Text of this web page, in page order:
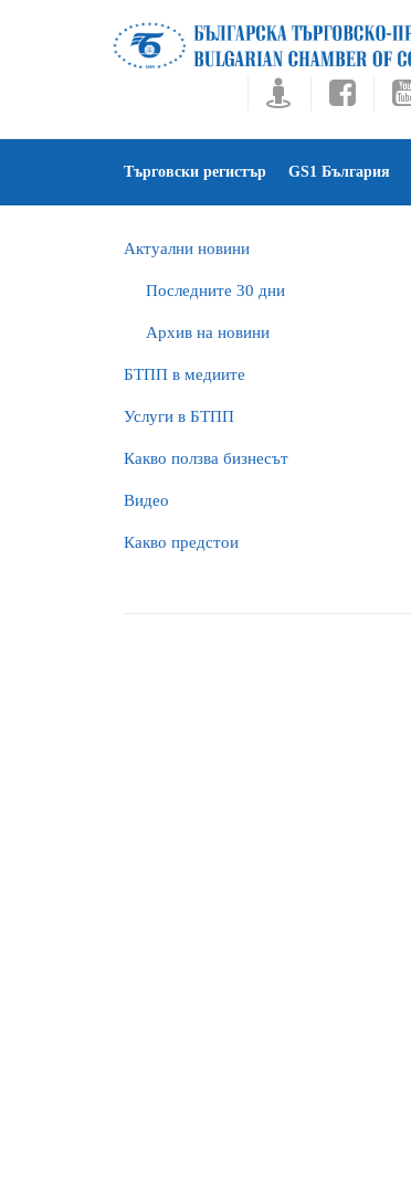
Търговски регистър GS1 България
Актуални новини
Последните 30 дни
Архив на новини
БTПП в медиите
Услуги в БТПП
Какво ползва бизнесът
Видео
Какво предстои